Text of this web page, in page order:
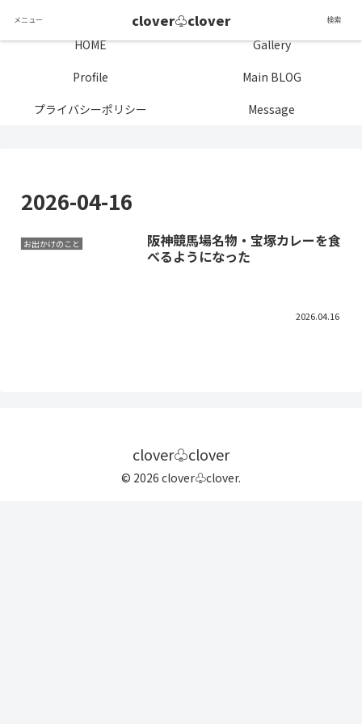
気まぐれ雑記日記
HOME
Gallery
Profile
Main BLOG
プライバシーポリシー
Message
2026-04-16
お出かけのこと
阪神競馬場名物・宝塚カレーを食
べるようになった
2026.04.16
clover♧clover
© 2026 clover♧clover.
メニュー clover♧clover 検索